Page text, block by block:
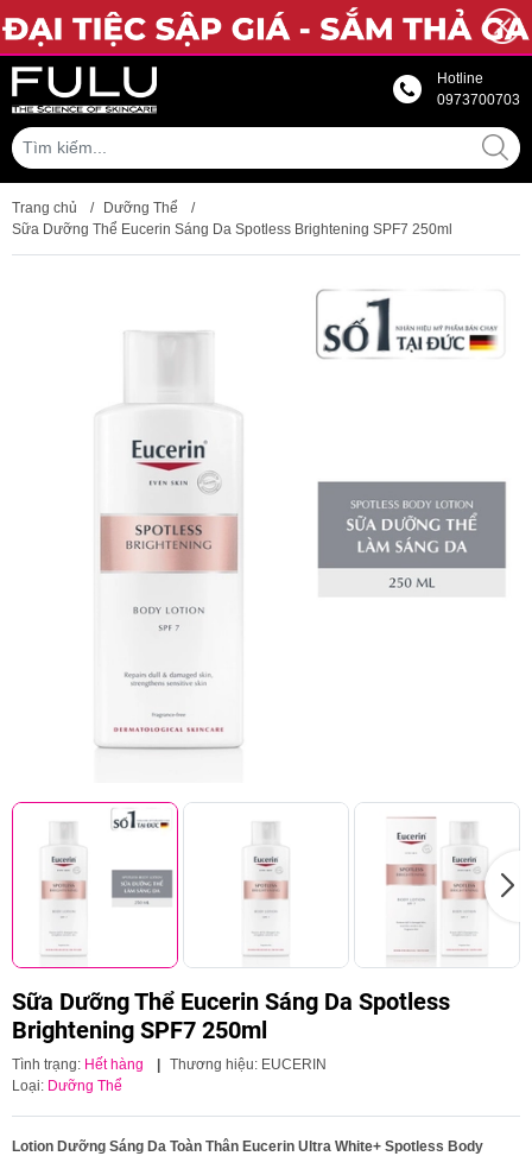
Hotline
0973700703
Trang chủ / Dưỡng Thể
/
Sữa Dưỡng Thể Eucerin Sáng Da Spotless Brightening SPF7 250ml
Sữa Dưỡng Thể Eucerin Sáng Da Spotless
Brightening SPF7 250ml
Tình trạng: Hết hàng | Thương hiệu: EUCERIN
Loại: Dưỡng Thể
Lotion Dưỡng Sáng Da Toàn Thân Eucerin Ultra White+ Spotless Body